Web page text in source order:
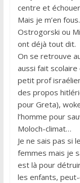
centre et
Mais je m’en
Ostrogorski ou
ont déjà tout dit.
On se retrouve
aussi fait
petit prof
des propos
pour Greta),
l’homme pour
Moloch-climat…
Je ne sais pas si
femmes mais je
est là pour
les enfants,